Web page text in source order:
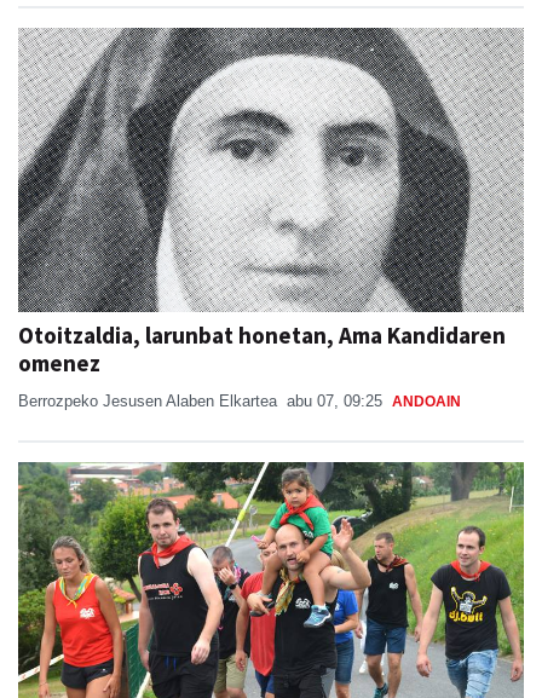
Otoitzaldia, larunbat honetan, Ama Kandidaren
omenez
Berrozpeko Jesusen Alaben Elkartea abu 07, 09:25 ANDOAIN